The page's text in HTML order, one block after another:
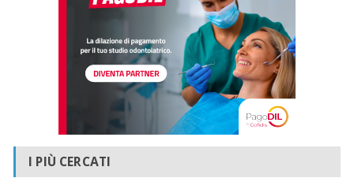
I PIÙ CERCATI